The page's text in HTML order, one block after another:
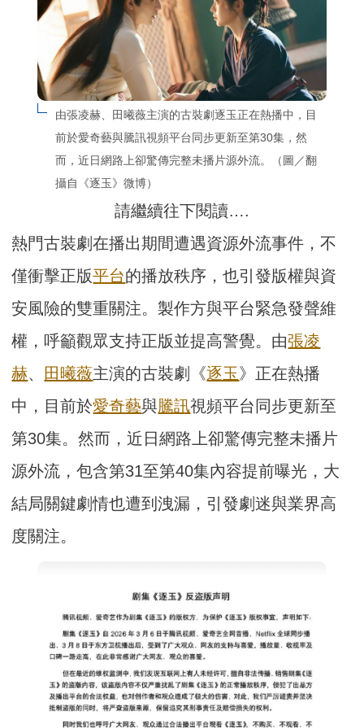
由張凌赫、田曦薇主演的古裝劇逐玉正在熱播中，目
前於愛奇藝與騰訊視頻平台同步更新至第30集，然
而，近日網路上卻驚傳完整未播片源外流。（圖／翻
攝自《逐玉》微博）
請繼續往下閱讀….
熱門古裝劇在播出期間遭遇資源外流事件，不
僅衝擊正版平台的播放秩序，也引發版權與資
安風險的雙重關注。製作方與平台緊急發聲維
權，呼籲觀眾支持正版並提高警覺。由張凌
赫、 田曦薇主演的古裝劇《逐玉》正在熱播
中，目前於愛奇藝與騰訊視頻平台同步更新至
第30集。然而，近日網路上卻驚傳完整未播片
源外流，包含第31至第40集內容提前曝光，大
結局關鍵劇情也遭到洩漏，引發劇迷與業界高
度關注。